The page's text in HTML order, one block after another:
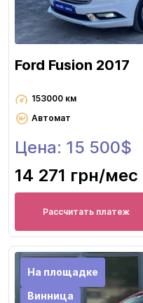
Ford Fusion 2017
153000 км
Автомат
Цена: 15 500$
14 271 грн/мес
Рассчитать платеж
На площадке
Винница